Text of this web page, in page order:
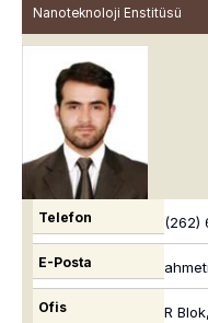
Nanoteknoloji Enstitüsü
Telefon (262)
E-Posta
Ofis R